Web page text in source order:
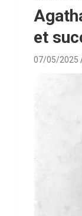
et
07/05/2025